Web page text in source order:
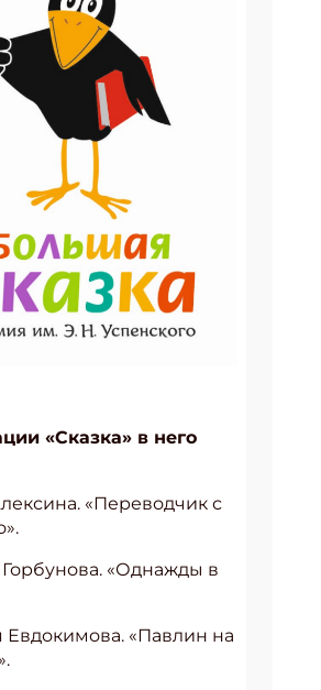
«Сказка» в него
«Переводчик с
«Однажды в
Евдокимова. «Павлин на